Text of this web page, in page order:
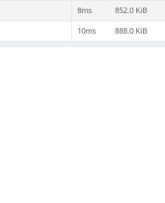
8ms 852.0 KiB
10ms 888.0 KiB